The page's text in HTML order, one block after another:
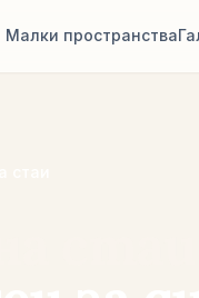
Малки пространства